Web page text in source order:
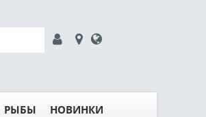
РЫБЫ НОВИНКИ